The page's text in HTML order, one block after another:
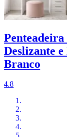
Penteadeira
Deslizante e
Branco
4.8